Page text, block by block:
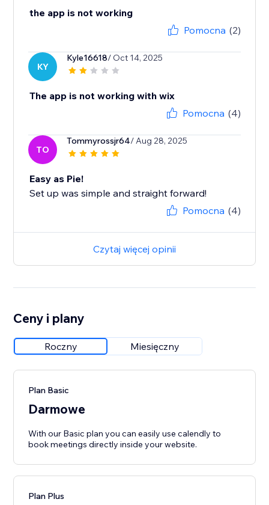
the app is not working
Pomocna (2)
KY
Kyle16618/ Oct 14, 2025
The app is not working with wix
Pomocna (4)
TO
Tommyrossjr64/ Aug 28, 2025
Easy as Pie!
Set up was simple and straight forward!
Pomocna (4)
Czytaj więcej opinii
Ceny i plany
Roczny Miesięczny
Plan Basic
Darmowe
With our Basic plan you can easily use calendly to
book meetings directly inside your website.
Plan Plus